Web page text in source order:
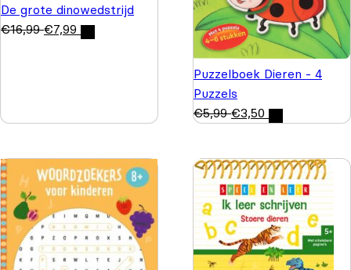
De grote dinowedstrijd
€16,99 €7,99
Puzzelboek Dieren - 4
Puzzels
€5,99 €3,50